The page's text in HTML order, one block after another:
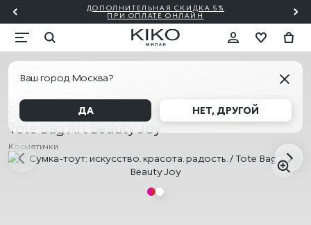
ДОПОЛНИТЕЛЬНАЯ СКИДКА 5%
ПРИ ОПЛАТЕ ОНЛАЙН
Ваш город Москва?
ДА НЕТ, ДРУГОЙ
Сумка-тоут: искусство. красота. радость. /
Tote Bag Art Beauty Joy
Косметички